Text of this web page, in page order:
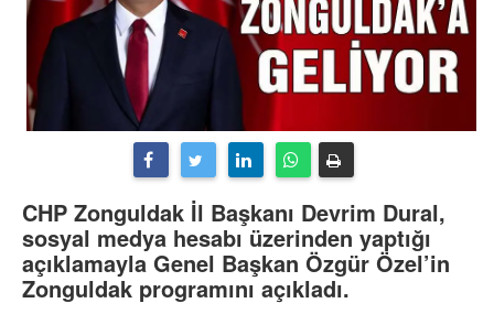
CHP Zonguldak İl Başkanı Devrim Dural,
sosyal medya hesabı üzerinden yaptığı
açıklamayla Genel Başkan Özgür Özel’in
Zonguldak programını açıkladı.